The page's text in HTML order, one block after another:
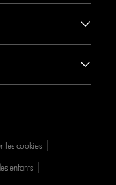
les cookies
enfants